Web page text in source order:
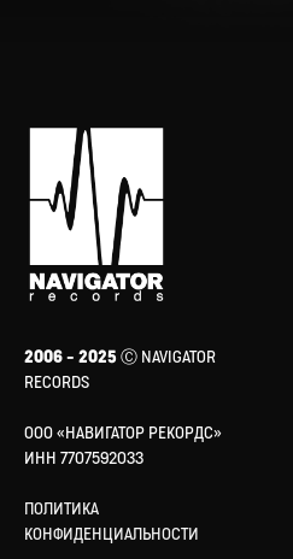
2006 – 2025 Ⓒ NAVIGATOR
RECORDS
ООО «НАВИГАТОР РЕКОРДС»
ИНН 7707592033
ПОЛИТИКА
КОНФИДЕНЦИАЛЬНОСТИ